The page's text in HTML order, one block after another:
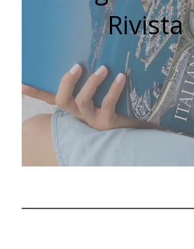
Rivista